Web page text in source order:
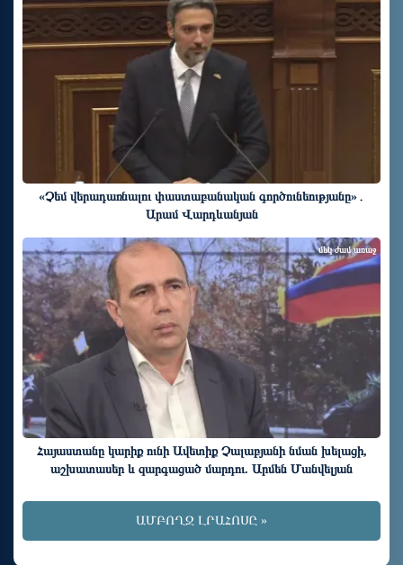
«Չեմ վերադառնալու փաստաբանական գործունեությանը»․
Արամ Վարդևանյան
Հայաստանը կարիք ունի Ավետիք Չալաբյանի նման խելացի,
աշխատասեր և զարգացած մարդու. Արմեն Մանվելյան
մեկ ժամ առաջ
ԱՄԲՈՂՋ ԼՐԱՀՈՍԸ »